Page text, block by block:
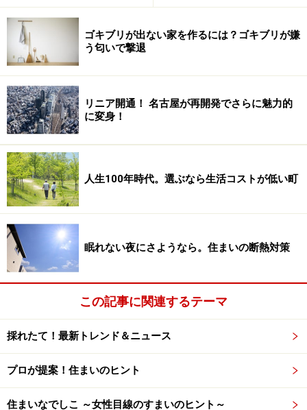
特急停車の始発駅で墓参～阪急河原町
通勤通学の便も考え、交通至便な場所がいいという方は
阪急京都線「河原町」駅界隈がおすすめです。
「河原町」駅から南へ徒歩2分、京都タカシマヤと同じ
ブロックにある聖光寺（しょうこうじ）には20世紀の国
民的映画スター嵐寛寿郎、略してアラカン（アラフォー
の元ネタ）の墓地があります。
同じく「河原町」駅から北へ徒歩5分には平安時代の女
流歌人、百人一首でお馴染みの和泉式部（誠心院）のお
墓があります。
ムは地下にありますが、そのほぼ真上にある妙巌院（み
ょうごいん）の中には堂本印象のお墓。
ところで、堂本印象って誰？はい、日本画壇の革命児と
ゴキブリが出ない家を作るには？ゴキブリが嫌
う匂いで撃退
リニア開通！ 名古屋が再開発でさらに魅力的
に変身！
人生100年時代。選ぶなら生活コストが低い町
眠れない夜にさようなら。住まいの断熱対策
この記事に関連するテーマ
採れたて！最新トレンド＆ニュース
プロが提案！住まいのヒント
住まいなでしこ ～女性目線のすまいのヒント～